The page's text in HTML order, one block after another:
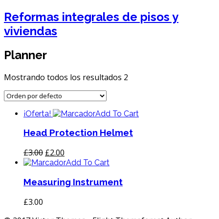
Reformas integrales de pisos y
viviendas
Planner
Mostrando todos los resultados 2
¡Oferta! Add To Cart
Head Protection Helmet
£3.00 £2.00
Add To Cart
Measuring Instrument
£3.00